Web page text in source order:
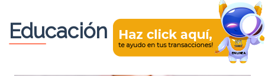
Educación Financiera